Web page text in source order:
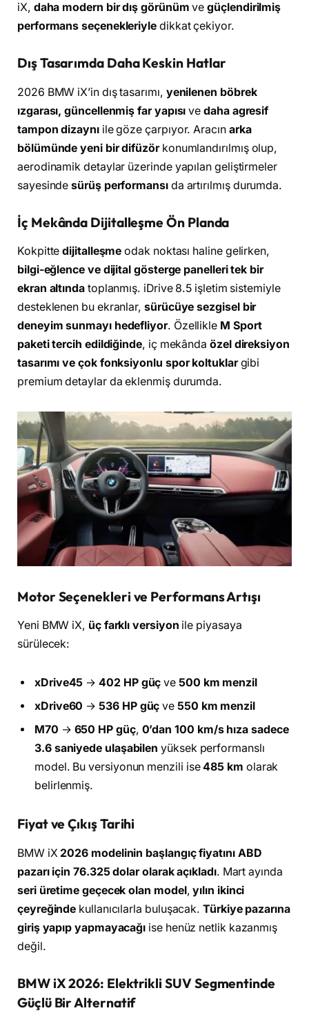
iX, daha modern bir dış görünüm vegüçlendirilmiş
performans seçenekleriyle dikkat çekiyor.
Dış Tasarımda Daha Keskin Hatlar
2026 BMW iX’in dış tasarımı, yenilenen böbrek
ızgarası, güncellenmiş far yapısı vedaha agresif
tampon dizaynıile göze çarpıyor. Aracın arka
bölümünde yeni bir difüzörkonumlandırılmış olup,
aerodinamik detaylar üzerinde yapılan geliştirmeler
sayesindesürüş performansıda artırılmış durumda.
İç Mekânda Dijitalleşme Ön Planda
Kokpittedijitalleşme odak noktası haline gelirken,
bilgi-eğlence ve dijital gösterge panelleri tek bir
ekran altındatoplanmış. iDrive 8.5 işletim sistemiyle
desteklenen bu ekranlar,sürücüye sezgisel bir
deneyim sunmayı hedefliyor. Özellikle M Sport
paketi tercih edildiğinde, iç mekânda özel direksiyon
tasarımı ve çok fonksiyonlu spor koltuklargibi
premium detaylar da eklenmiş durumda.
Motor Seçenekleri ve Performans Artışı
Yeni BMW iX, üç farklı versiyon ile piyasaya
sürülecek:
xDrive45 →402 HP güç ve500 km menzil
xDrive60 →536 HP güç ve550 km menzil
M70 → 650 HP güç, 0’dan 100 km/s hıza sadece
3.6 saniyede ulaşabilen yüksek performanslı
model. Bu versiyonun menzili ise485 km olarak
belirlenmiş.
Fiyat ve Çıkış Tarihi
BMW iX 2026 modelinin başlangıç fiyatını ABD
pazarı için 76.325 dolar olarak açıkladı. Mart ayında
seri üretime geçecek olan model,yılın ikinci
çeyreğinde kullanıcılarla buluşacak.Türkiye pazarına
giriş yapıp yapmayacağı ise henüz netlik kazanmış
değil.
BMW iX 2026: Elektrikli SUV Segmentinde
Güçlü Bir Alternatif